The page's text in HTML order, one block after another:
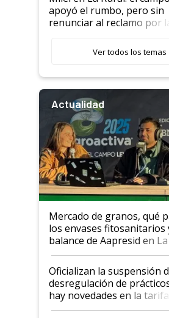
apoyó el rumbo, pero sin
renunciar al reclamo por
Ver todos los temas
Actualidad
Mercado de granos, qué
los envases fitosanitarios
balance de Aapresid en La
Oficializan la suspensión
desregulación de
hay novedades en la tarifa
la hidrovía